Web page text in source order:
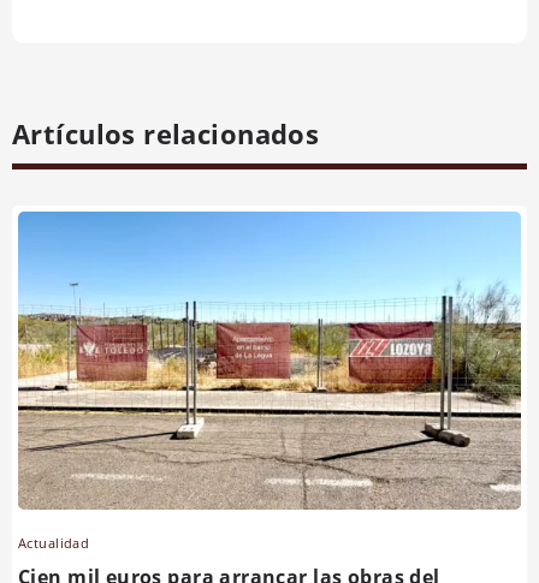
Artículos relacionados
Actualidad
Cien mil euros para arrancar las obras del